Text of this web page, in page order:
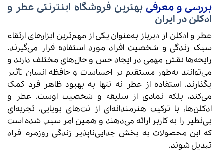
بررسی و معرفی بهترین فروشگاه‌ اینترنتی عطر و
ادکلن در ایران
عطر و ادکلن از دیرباز به‌عنوان یکی از مهم‌ترین ابزارهای ارتقاء
سبک زندگی و شخصیت افراد مورد استفاده قرار می‌گیرند.
رایحه‌ها نقش مهمی در ایجاد حس و حال‌های مختلف دارند و
می‌توانند به‌طور مستقیم بر احساسات و حافظه انسان تأثیر
بگذارند. استفاده از عطر نه تنها به بهبود ظاهر فرد کمک
می‌کند، بلکه نمادی از سلیقه و شخصیت اوست. عطر و
ادکلن‌ها، با ترکیب هنرمندانه‌ای از نت‌های بویایی، تجربه‌ای
بی‌نظیر را به کاربر ارائه می‌دهند و همین امر سبب شده است
که این محصولات به بخش جدایی‌ناپذیر زندگی روزمره افراد
تبدیل شوند.